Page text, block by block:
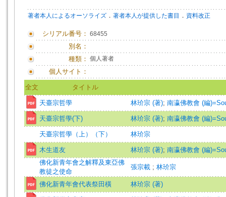
著者本人によるオーソライズ ． 著者本人が提供した書目 ． 資料改正
シリアル番号： 68455
別名：
種類： 個人著者
個人サイト：
全文 タイトル
天臺宗哲學 林玠宗 (著); 南瀛佛教會 (編
天臺宗哲學(下) 林玠宗 (著); 南瀛佛教會 (編
天臺宗哲學（上）（下） 林玠宗
木生道友 林玠宗 (著); 南瀛佛教會 (編
佛化新青年會之解釋及東亞佛
教徒之使命
張宗載 ; 林玠宗
佛化新青年會代表祭田橫 林玠宗 (著)